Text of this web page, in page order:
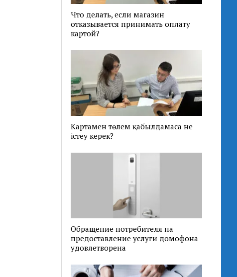
Что делать, если магазин
отказывается принимать оплату
картой?
Картамен төлем қабылдамаса не
істеу керек?
Обращение потребителя на
предоставление услуги домофона
удовлетворена